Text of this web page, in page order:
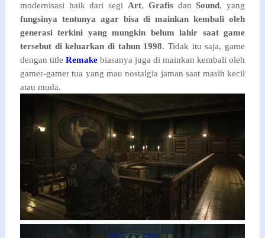
modernisasi baik dari segi Art, GrafisdanSound, yang
fungsinya tentunya agar bisa di mainkan kembali oleh
generasi terkini yang mungkin belum lahir saat game
tersebut di keluarkan di tahun 1998. Tidak itu saja, game
dengan title Remakebiasanya juga di mainkan kembali oleh
gamer-gamer tua yang mau nostalgia jaman saat masih kecil
atau muda.